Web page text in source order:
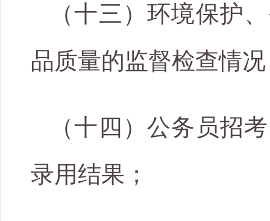
（十三）环境保护
品质量的监督检查情
（十四）公务员招
录用结果；